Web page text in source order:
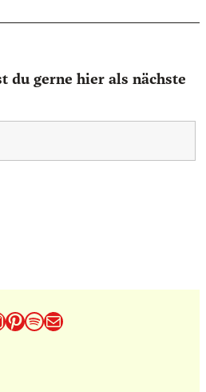
du gerne hier als nächste
Pinterest
Spotify
E-Mail